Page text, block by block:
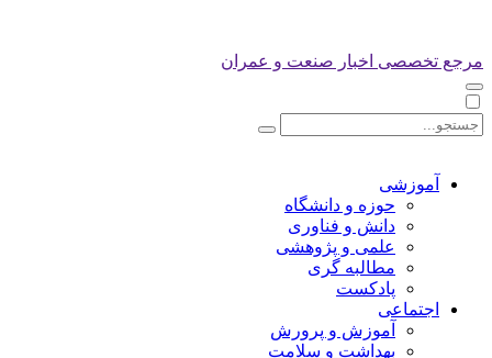
مرجع تخصصی اخبار صنعت و عمران
آموزشی
حوزه و دانشگاه
دانش و فناوری
علمی و پژوهشی
مطالبه گری
پادکست
اجتماعی
آموزش و پرورش
بهداشت و سلامت